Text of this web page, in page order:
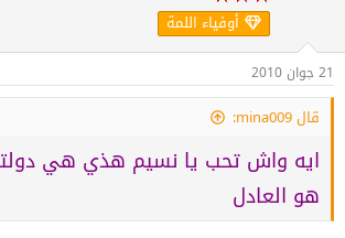
أوفياء اللمة
21 جوان 2010
قال mina009:
ايه واش تحب يا نسيم هذي هي
هو العادل